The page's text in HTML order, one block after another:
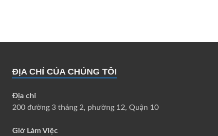
ĐỊA CHỈ CỦA CHÚNG TÔI
Địa chỉ
200 đường 3 tháng 2, phường 12, Quận 10
Giờ Làm Việc